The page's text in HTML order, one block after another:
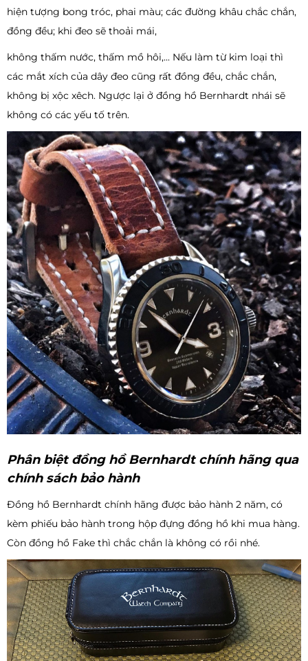
hiện tượng bong tróc, phai màu; các đường khâu chắc chắn,
đồng đều; khi đeo sẽ thoải mái,
không thấm nước, thấm mồ hôi,... Nếu làm từ kim loại thì
các mắt xích của dây đeo cũng rất đồng đều, chắc chắn,
không bị xộc xêch. Ngược lại ở đồng hồ Bernhardt nhái sẽ
không có các yếu tố trên.
Phân biệt đồng hồ Bernhardt chính hãng qua
chính sách bảo hành
Đồng hồ Bernhardt chính hãng được bảo hành 2 năm, có
kèm phiếu bảo hành trong hộp đựng đồng hồ khi mua hàng.
Còn đồng hồ Fake thì chắc chắn là không có rồi nhé.